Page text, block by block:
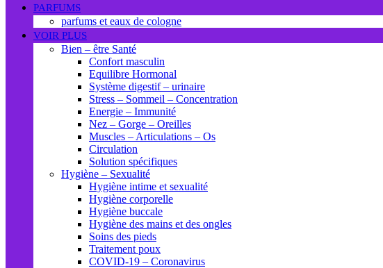
PARFUMS
parfums et eaux de cologne
VOIR PLUS
Bien – être Santé
Confort masculin
Equilibre Hormonal
Système digestif – urinaire
Stress – Sommeil – Concentration
Energie – Immunité
Nez – Gorge – Oreilles
Muscles – Articulations – Os
Circulation
Solution spécifiques
Hygiène – Sexualité
Hygiène intime et sexualité
Hygiène corporelle
Hygiène buccale
Hygiène des mains et des ongles
Soins des pieds
Traitement poux
COVID-19 – Coronavirus